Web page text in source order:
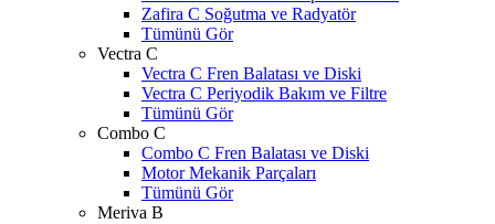
Zafira C Soğutma ve Radyatör
Tümünü Gör
Vectra C
Vectra C Fren Balatası ve Diski
Vectra C Periyodik Bakım ve Filtre
Tümünü Gör
Combo C
Combo C Fren Balatası ve Diski
Motor Mekanik Parçaları
Tümünü Gör
Meriva B